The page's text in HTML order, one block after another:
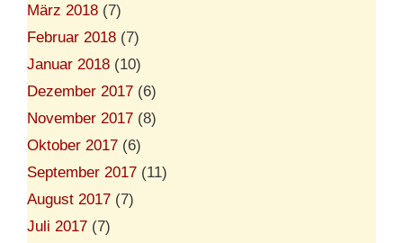
März 2018 (7)
Februar 2018 (7)
Januar 2018 (10)
Dezember 2017 (6)
November 2017 (8)
Oktober 2017 (6)
September 2017 (11)
August 2017 (7)
Juli 2017 (7)